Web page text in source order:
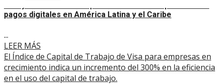
pagos digitales en América Latina y el Caribe
...
LEER MÁS
El Índice de Capital de Trabajo de Visa para empresas en
crecimiento indica un incremento del 300% en la eficiencia
en el uso del capital de trabajo.